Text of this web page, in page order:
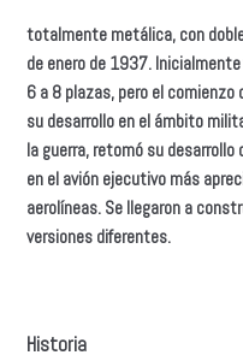
totalmente metálica, con
de enero de 1937.
6 a 8 plazas, pero el comienzo
su desarrollo en el ámbito
la guerra, retomó su
en el avión ejecutivo más
aerolíneas. Se llegaron a
versiones diferentes.
Historia